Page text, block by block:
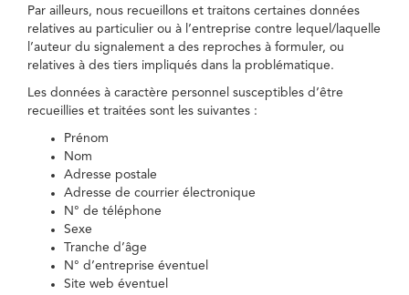
Par ailleurs, nous recueillons et traitons certaines données
relatives au particulier ou à l’entreprise contre lequel/laquelle
l’auteur du signalement a des reproches à formuler, ou
relatives à des tiers impliqués dans la problématique.
Les données à caractère personnel susceptibles d’être
recueillies et traitées sont les suivantes :
Prénom
Nom
Adresse postale
Adresse de courrier électronique
N° de téléphone
Sexe
Tranche d’âge
N° d’entreprise éventuel
Site web éventuel